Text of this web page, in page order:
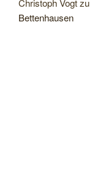
Christoph Vogtzu
Bettenhausen